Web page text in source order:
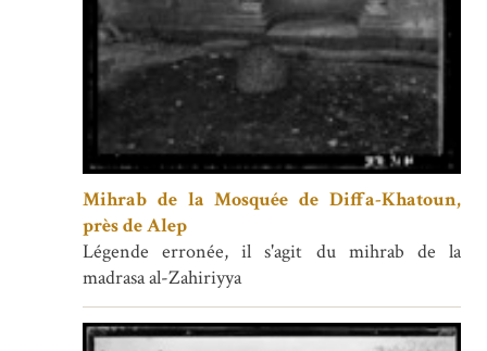
Mihrab de la Mosquée de Diffa-Khatoun,
près de Alep
Légende erronée, il s'agit du mihrab de la
madrasa al-Zahiriyya